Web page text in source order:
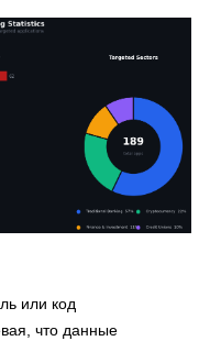
или код
что данные